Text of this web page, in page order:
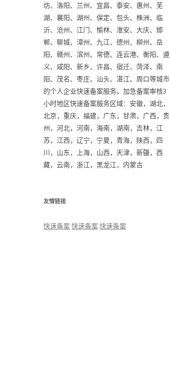
坊、洛阳、兰州、宜昌、泰安、惠州、芜
湖、襄阳、湖州、保定、包头、株洲、临
沂、沧州、江门、愉林、淮安、大庆、邯
郸、聊城、漳州、九江、德州、柳州、岳
阳、赣州、滨州、常德、连云港、衡阳、遵
义、咸阳、新乡、许昌、宿迁、菏泽、南
阳、茂名、枣庄、汕头、湛江、周口等城市
的个人企业快速备案服务。加急备案审核3
小时地区快速备案服务区域：安徽，湖北，
北京，重庆，福建，广东，甘肃，广西，贵
州，河北，河南，海南，湖南，吉林，江
苏，江西，辽宁，宁夏，青海，陕西，四
川，山东，上海，山西，天津，新疆，西
藏，云南，浙江，黑龙江，内蒙古
友情链接
快速备案快速备案快速备案